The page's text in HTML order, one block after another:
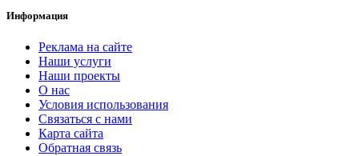
Информация
Реклама на сайте
Наши услуги
Наши проекты
О нас
Условия использования
Связаться с нами
Карта сайта
Обратная связь